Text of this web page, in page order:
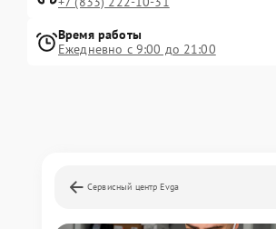
Время работы
Ежедневно с 9:00 до 21:00
Сервисный центр Evga